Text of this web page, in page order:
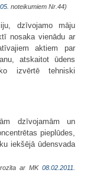
noteikumiem Nr.44)
dzīvojamo māju
nosaka vienādu ar
aktiem par
atskaitot ūdens
izvērtē tehniski
dzīvojamām un
pieplūdes,
iekšējā ūdensvada
ar MK 08.02.2011.